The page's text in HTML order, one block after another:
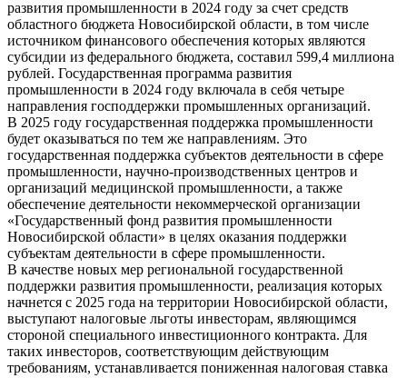
развития промышленности в 2024 году за счет средств
областного бюджета Новосибирской области, в том числе
источником финансового обеспечения которых являются
субсидии из федерального бюджета, составил 599,4 миллиона
рублей. Государственная программа развития
промышленности в 2024 году включала в себя четыре
направления господдержки промышленных организаций.
В 2025 году государственная поддержка промышленности
будет оказываться по тем же направлениям. Это
государственная поддержка субъектов деятельности в сфере
промышленности, научно-производственных центров и
организаций медицинской промышленности, а также
обеспечение деятельности некоммерческой организации
«Государственный фонд развития промышленности
Новосибирской области» в целях оказания поддержки
субъектам деятельности в сфере промышленности.
В качестве новых мер региональной государственной
поддержки развития промышленности, реализация которых
начнется с 2025 года на территории Новосибирской области,
выступают налоговые льготы инвесторам, являющимся
стороной специального инвестиционного контракта. Для
таких инвесторов, соответствующим действующим
требованиям, устанавливается пониженная налоговая ставка